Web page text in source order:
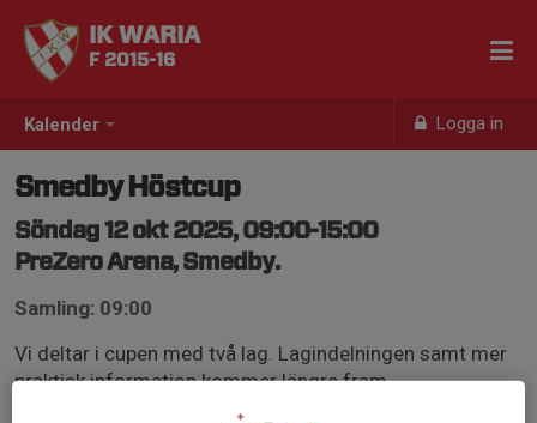
Kalender Logga in
IK WARIA
F 2015-16
Smedby Höstcup
Söndag 12 okt 2025, 09:00-15:00
PreZero Arena, Smedby.
Samling: 09:00
Vi deltar i cupen med två lag. Lagindelningen samt mer
praktisk information kommer längre fram.